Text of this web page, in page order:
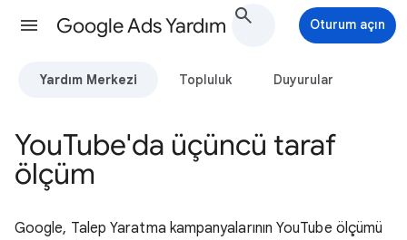
Google Ads Yardım Oturum açın
Yardım Merkezi Topluluk Duyurular
YouTube'da üçüncü taraf
ölçüm
Google, Talep Yaratma kampanyalarının YouTube ölçümü